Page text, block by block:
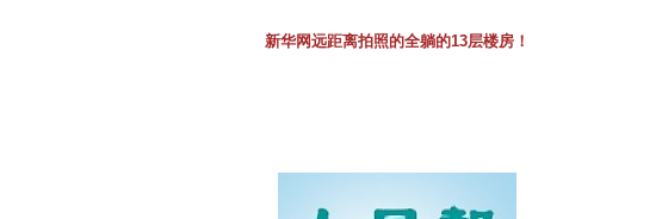
新华网远距离拍照的全躺的13层楼房！